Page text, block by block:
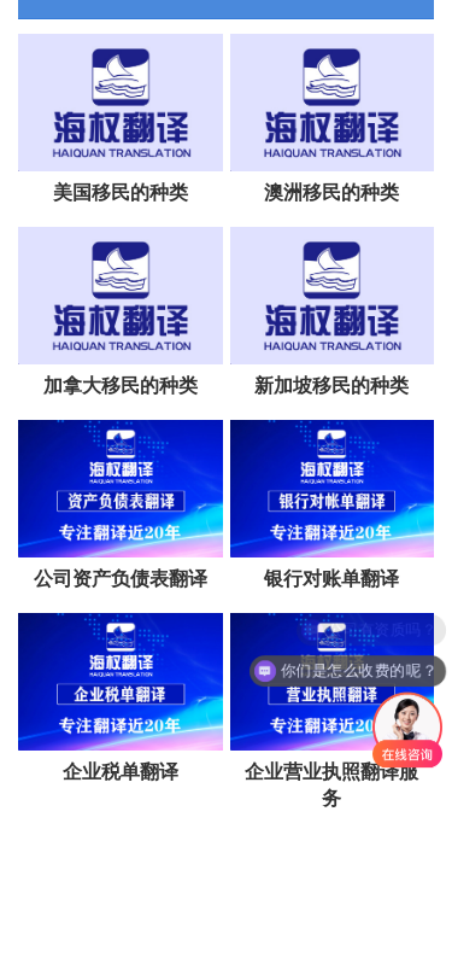
美国移民的种类 澳洲移民的种类
加拿大移民的种类 新加坡移民的种类
公司资产负债表翻译 银行对账单翻译
企业税单翻译
企业营业执照翻译服
务
公司有资质吗？
你们是怎么收费的呢？